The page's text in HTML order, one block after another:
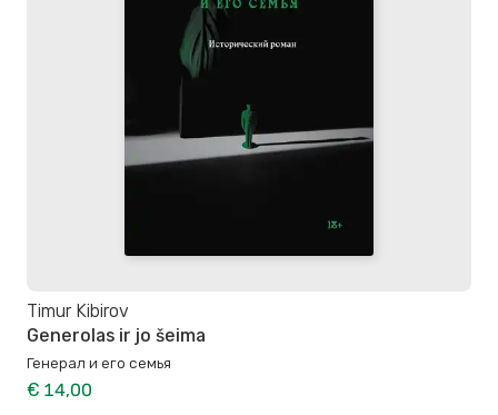
Timur Kibirov
Generolas ir jo šeima
Генерал и его семья
€ 14,00